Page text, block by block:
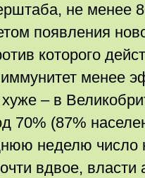
не менее
появления
которого
менее
– в
70% (87%
неделю число
вдвое, власти